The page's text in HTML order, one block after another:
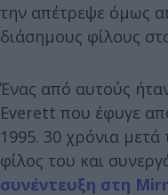
την απέτρεψε όμως
διάσημους φίλους
Ένας από αυτούς
Everett που έφυγε
1995. 30 χρόνια
φίλος του και
συνέντευξη στη